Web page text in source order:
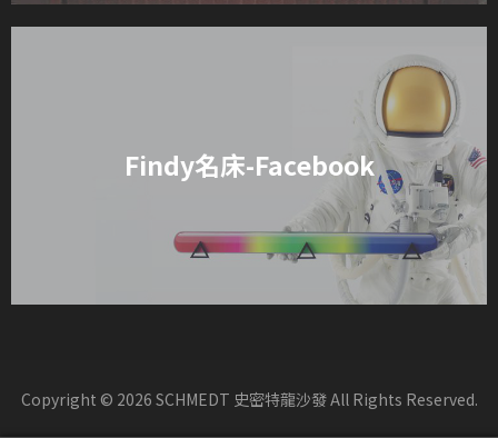
Findy名床-Facebook
Copyright © 2026 SCHMEDT 史密特龍沙發 All Rights Reserved.